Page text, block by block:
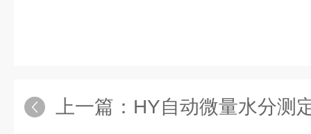
上一篇： HY自动微量水分测